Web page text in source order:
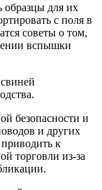
образцы для их
с поля в
советы о том,
вспышки
безопасности и
и других
к
торговли из-за